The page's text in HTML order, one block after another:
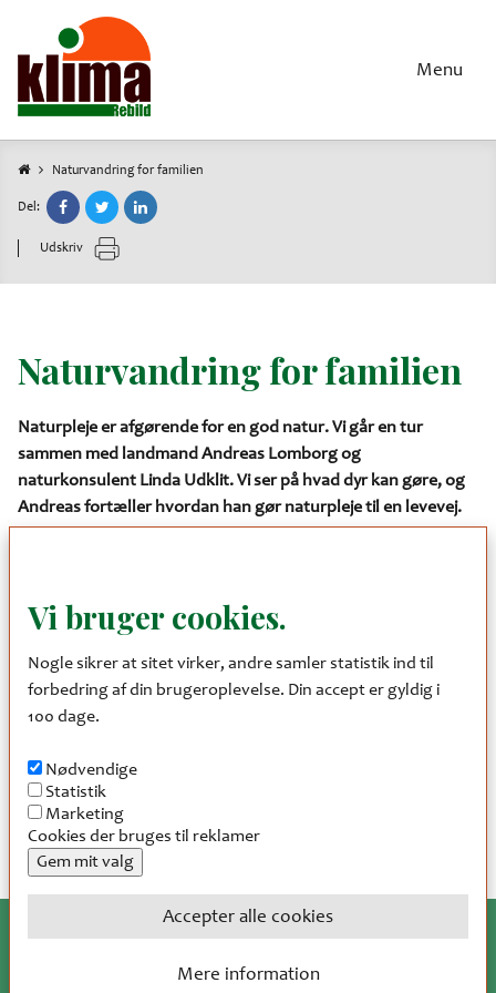
hovedindhold
Menu
Brødkrumme
Naturvandring for familien
Del:
Udskriv
Naturvandring for familien
Naturpleje er afgørende for en god natur. Vi går en tur
sammen med landmand Andreas Lomborg og
naturkonsulent Linda Udklit. Vi ser på hvad dyr kan gøre, og
Andreas fortæller hvordan han gør naturpleje til en levevej.
I til at opleve. Vi ser på hvilke fordele der er ved naturpleje, og
Udklit giver råd og vejledning.
klart mål for Andreas at gøre naturpleje til en levevej.
Så er du frisk og har ordentlig fodtøj, så oplev det smukke syn
ved Rebild Bakker.
Vi bruger cookies.
Nogle sikrer at sitet virker, andre samler statistik ind til
forbedring af din brugeroplevelse. Din accept er gyldig i
100 dage.
Nødvendige
Statistik
Marketing
Cookies der bruges til reklamer
Gem mit valg
Accepter alle cookies
Træk samtykke tilbage
Mere information